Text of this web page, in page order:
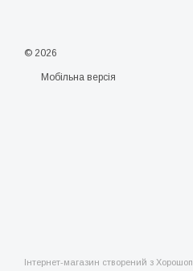
© 2026
Мобільна версія
Інтернет-магазин створений з Хорошоп